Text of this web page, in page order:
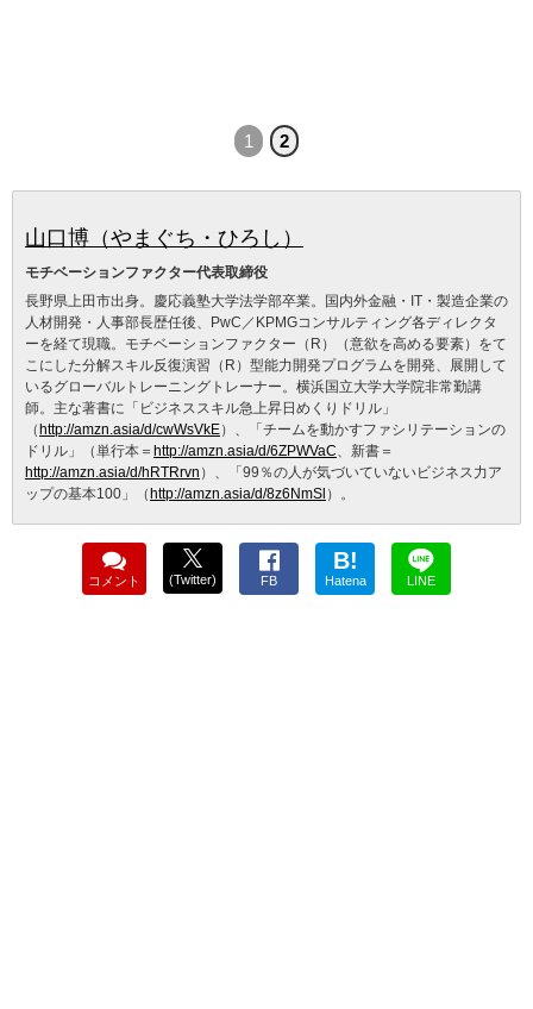
1 2
山口博（やまぐち・ひろし）
モチベーションファクター代表取締役
長野県上田市出身。慶応義塾大学法学部卒業。国内外金融・IT・製造企業の
人材開発・人事部長歴任後、PwC／KPMGコンサルティング各ディレクタ
ーを経て現職。モチベーションファクター（R）（意欲を高める要素）をて
こにした分解スキル反復演習（R）型能力開発プログラムを開発、展開して
いるグローバルトレーニングトレーナー。横浜国立大学大学院非常勤講
師。主な著書に「ビジネススキル急上昇日めくりドリル」
（ http://amzn.asia/d/cwWsVkE）、「チームを動かすファシリテーションの
ドリル」（単行本＝ http://amzn.asia/d/6ZPWVaC、新書＝
http://amzn.asia/d/hRTRrvn ）、「99％の人が気づいていないビジネス力ア
ップの基本100」（ http://amzn.asia/d/8z6NmSl ）。
コメント (Twitter) FB
B!
Hatena LINE